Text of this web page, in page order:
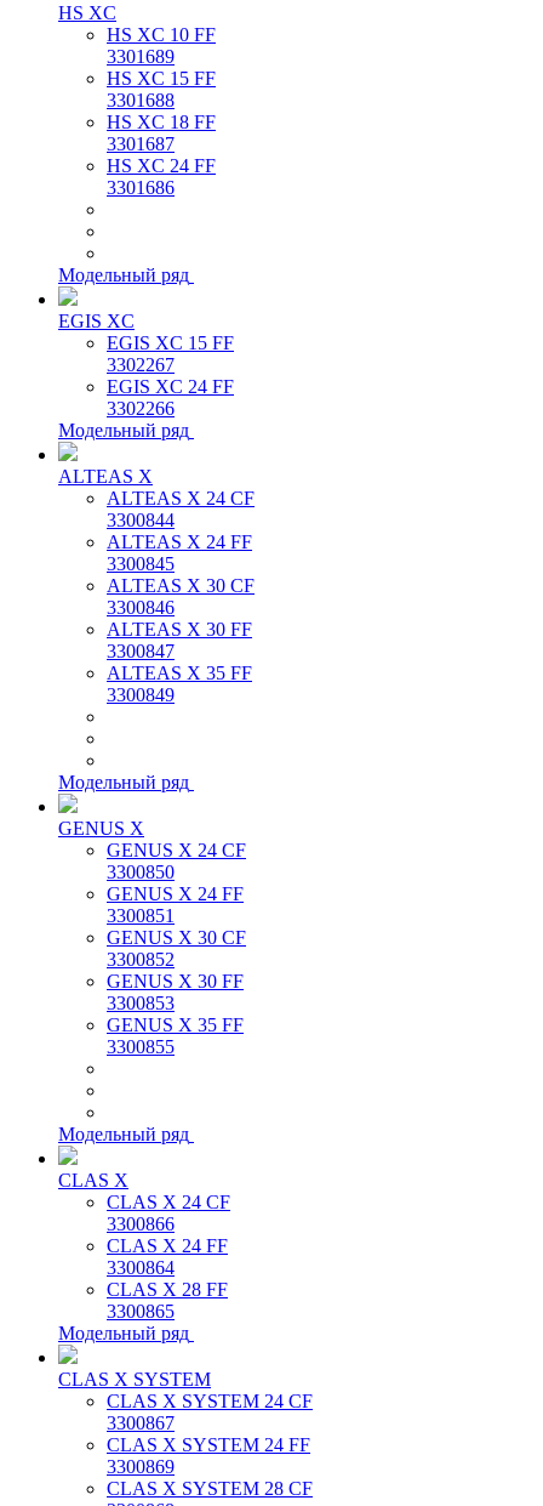
HS XC
HS XC 10 FF
3301689
HS XC 15 FF
3301688
HS XC 18 FF
3301687
HS XC 24 FF
3301686
Модельный ряд
EGIS XC
EGIS XC 15 FF
3302267
EGIS XC 24 FF
3302266
Модельный ряд
ALTEAS X
ALTEAS X 24 CF
3300844
ALTEAS X 24 FF
3300845
ALTEAS X 30 CF
3300846
ALTEAS X 30 FF
3300847
ALTEAS X 35 FF
3300849
Модельный ряд
GENUS X
GENUS X 24 CF
3300850
GENUS X 24 FF
3300851
GENUS X 30 CF
3300852
GENUS X 30 FF
3300853
GENUS X 35 FF
3300855
Модельный ряд
CLAS X
CLAS X 24 CF
3300866
CLAS X 24 FF
3300864
CLAS X 28 FF
3300865
Модельный ряд
CLAS X SYSTEM
CLAS X SYSTEM 24 CF
3300867
CLAS X SYSTEM 24 FF
3300869
CLAS X SYSTEM 28 CF